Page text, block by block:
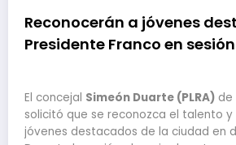
Reconocerán a jóvenes
Presidente Franco en
El concejal Simeón Duarte (PLRA) de
solicitó que se reconozca el talento
jóvenes destacados de la ciudad en